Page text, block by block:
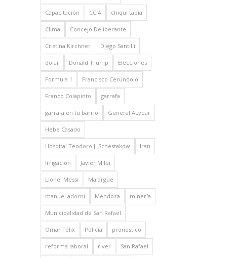
Capacitación CCIA chiqui tapia
Clima Concejo Deliberante
Cristina Kirchner Diego Santilli
dolar Donald Trump Elecciones
Formula 1 Francisco Cerúndolo
Franco Colapinto garrafa
garrafa en tu barrio General ALvear
Hebe Casado
Hospital Teodoro J. Schestakow Iran
Irrigación Javier Milei
Lionel Messi Malargüe
manuel adorni Mendoza minería
Municipalidad de San Rafael
Omar Félix Policía pronóstico
reforma laboral river San Rafael